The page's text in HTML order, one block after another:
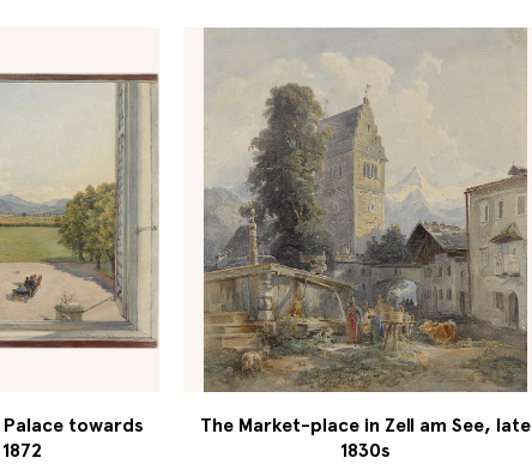
towards
The Market-place in Zell am See, late
1830s